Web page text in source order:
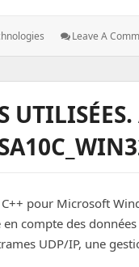
Leave A
pour Microsoft
compte des
UDP/IP, une